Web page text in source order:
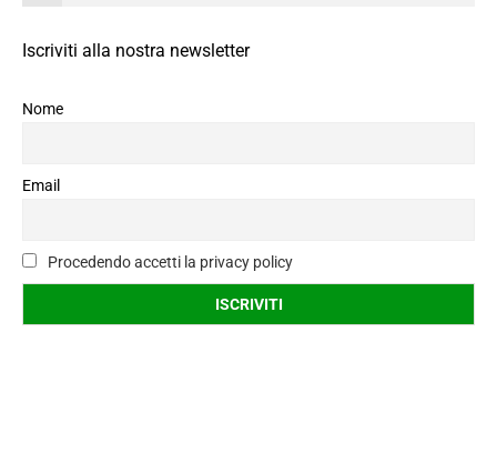
Iscriviti alla nostra newsletter
Nome
Email
Procedendo accetti la privacy policy